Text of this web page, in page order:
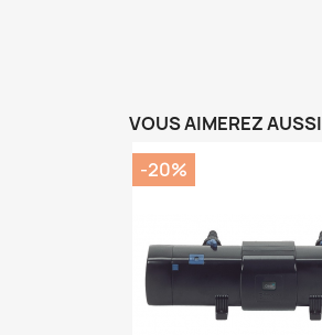
VOUS AIMEREZ AUSSI
-20%